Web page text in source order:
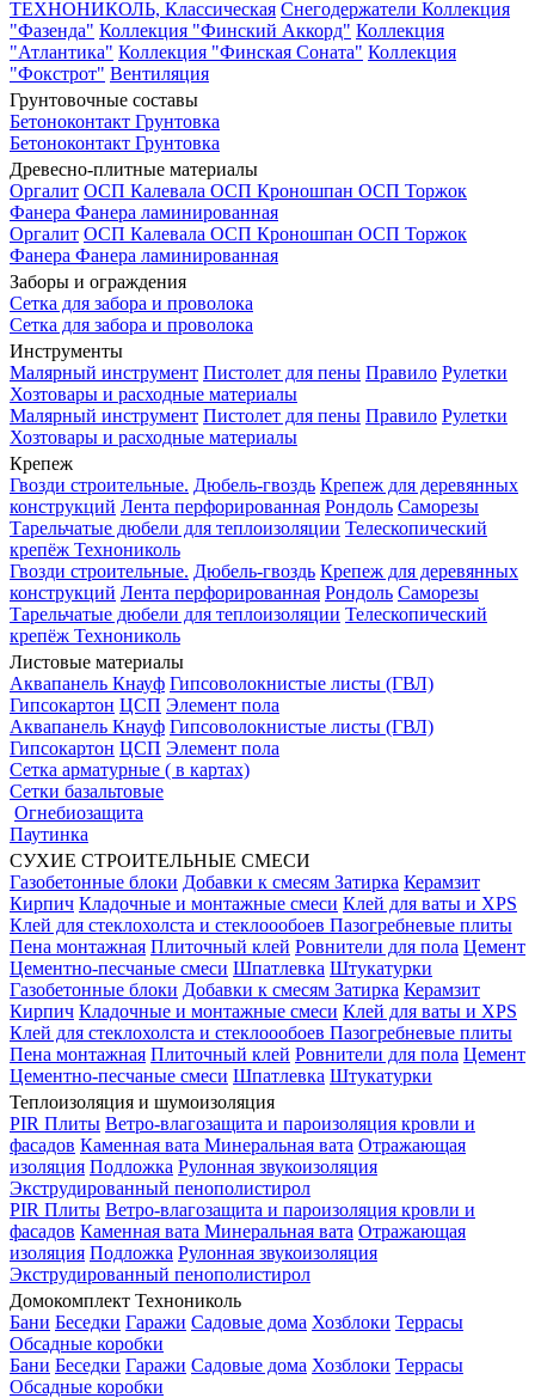
ТЕХНОНИКОЛЬ, Классическая Снегодержатели Коллекция
"Фазенда" Коллекция "Финский Аккорд" Коллекция
"Атлантика" Коллекция "Финская Соната" Коллекция
"Фокстрот" Вентиляция
Грунтовочные составы
Бетоноконтакт Грунтовка
Бетоноконтакт Грунтовка
Древесно-плитные материалы
Оргалит ОСП Калевала ОСП Кроношпан ОСП Торжок
Фанера Фанера ламинированная
Оргалит ОСП Калевала ОСП Кроношпан ОСП Торжок
Фанера Фанера ламинированная
Заборы и ограждения
Сетка для забора и проволока
Сетка для забора и проволока
Инструменты
Малярный инструмент Пистолет для пены Правило Рулетки
Хозтовары и расходные материалы
Малярный инструмент Пистолет для пены Правило Рулетки
Хозтовары и расходные материалы
Крепеж
Гвозди строительные. Дюбель-гвоздь Крепеж для деревянных
конструкций Лента перфорированная Рондоль Саморезы
Тарельчатые дюбели для теплоизоляции Телескопический
крепёж Технониколь
Гвозди строительные. Дюбель-гвоздь Крепеж для деревянных
конструкций Лента перфорированная Рондоль Саморезы
Тарельчатые дюбели для теплоизоляции Телескопический
крепёж Технониколь
Листовые материалы
Аквапанель Кнауф Гипсоволокнистые листы (ГВЛ)
Гипсокартон ЦСП Элемент пола
Аквапанель Кнауф Гипсоволокнистые листы (ГВЛ)
Гипсокартон ЦСП Элемент пола
Сетка арматурные ( в картах)
Сетки базальтовые
Огнебиозащита
Паутинка
СУХИЕ СТРОИТЕЛЬНЫЕ СМЕСИ
Газобетонные блоки Добавки к смесям Затирка Керамзит
Кирпич Кладочные и монтажные смеси Клей для ваты и XPS
Клей для стеклохолста и стеклоообоев Пазогребневые плиты
Пена монтажная Плиточный клей Ровнители для пола Цемент
Цементно-песчаные смеси Шпатлевка Штукатурки
Газобетонные блоки Добавки к смесям Затирка Керамзит
Кирпич Кладочные и монтажные смеси Клей для ваты и XPS
Клей для стеклохолста и стеклоообоев Пазогребневые плиты
Пена монтажная Плиточный клей Ровнители для пола Цемент
Цементно-песчаные смеси Шпатлевка Штукатурки
Теплоизоляция и шумоизоляция
PIR Плиты Ветро-влагозащита и пароизоляция кровли и
фасадов Каменная вата Минеральная вата Отражающая
изоляция Подложка Рулонная звукоизоляция
Экструдированный пенополистирол
PIR Плиты Ветро-влагозащита и пароизоляция кровли и
фасадов Каменная вата Минеральная вата Отражающая
изоляция Подложка Рулонная звукоизоляция
Экструдированный пенополистирол
Домокомплект Технониколь
Бани Беседки Гаражи Садовые дома Хозблоки Террасы
Обсадные коробки
Бани Беседки Гаражи Садовые дома Хозблоки Террасы
Обсадные коробки